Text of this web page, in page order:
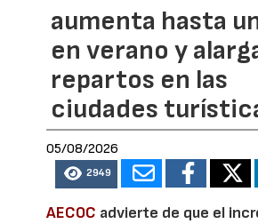
aumenta hasta
en verano y
repartos en las
ciudades
05/08/2026
2949
AECOC advierte de que el